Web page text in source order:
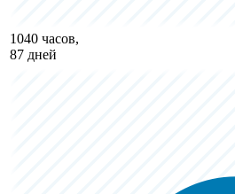
1040 часов,
87 дней